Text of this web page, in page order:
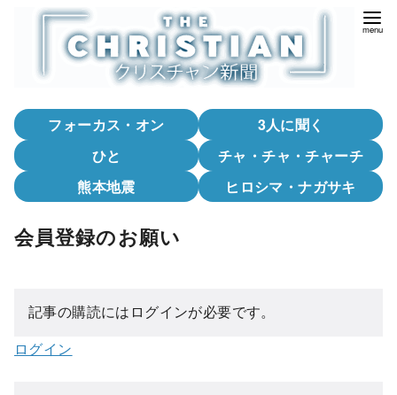
フォーカス・オン
3人に聞く
ひと
チャ・チャ・チャーチ
熊本地震
ヒロシマ・ナガサキ
会員登録のお願い
記事の購読にはログインが必要です。
ログイン